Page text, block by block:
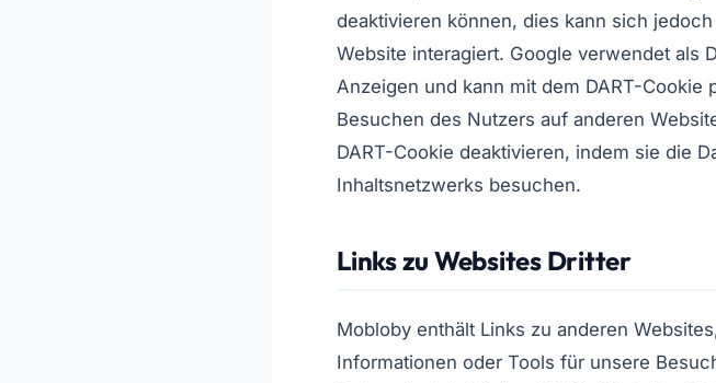
deaktivieren können, dies kann sich
Website interagiert. Google verwendet als
Anzeigen und kann mit dem DART-
Besuchen des Nutzers auf anderen
DART-Cookie deaktivieren, indem sie die
Inhaltsnetzwerks besuchen.
Links zu Websites Dritter
Mobloby enthält Links zu anderen
Informationen oder Tools für unsere